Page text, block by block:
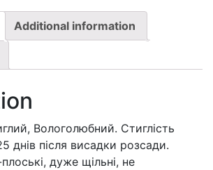
Additional information
Вологолюбний. Стиглість
днів після висадки розсади.
дуже щільні, не